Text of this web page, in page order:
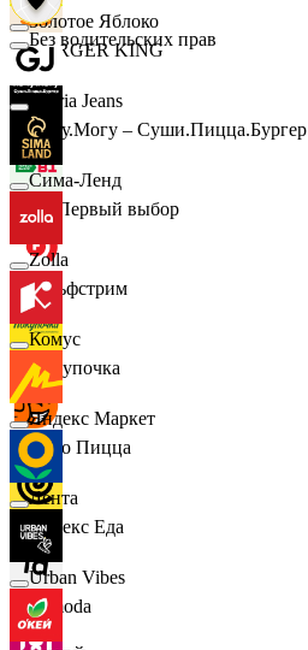
BURGER KING
Хочу.Могу – Суши.Пицца.Бургер
B1 Первый выбор
Гольфстрим
Покупочка
Додо Пицца
Яндекс Еда
Lamoda
Золотое Яблоко
Gloria Jeans
Сима-Ленд
Zolla
Комус
Яндекс Маркет
Лента
Urban Vibes
Без водительских прав